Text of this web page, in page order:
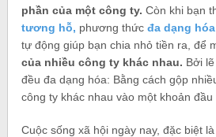
phần của một công ty. Còn khi bạn
tương hỗ, phương thứcđa dạng hóa
tự động giúp bạn chia nhỏ tiền ra, để
của nhiều công ty khác nhau. Bởi
đều đa dạng hóa: Bằng cách gộp
công ty khác nhau vào một khoản đầu
Cuộc sống xã hội ngày nay, đặc biệt